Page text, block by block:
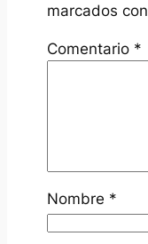
marcados con
Comentario *
Nombre *